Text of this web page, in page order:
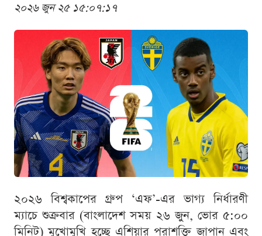
২০২৬ জুন ২৫ ১৫:০৭:১৭
২০২৬ বিশ্বকাপের গ্রুপ ‘এফ’-এর ভাগ্য নির্ধারণী
ম্যাচে শুক্রবার (বাংলাদেশ সময় ২৬ জুন, ভোর ৫:০০
মিনিট) মুখোমুখি হচ্ছে এশিয়ার পরাশক্তি জাপান এবং